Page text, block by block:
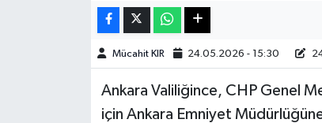
Mücahit KIR 24.05.2026 - 15:30
Ankara Valiliğince, CHP Genel
için Ankara Emniyet
SürManşet
Teknoloji